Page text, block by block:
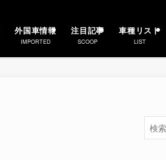
外国車情報
IMPORTED
注目記事
SCOOP
車種リスト
LIST